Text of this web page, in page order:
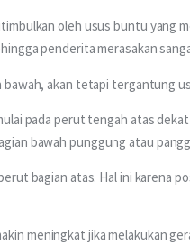
oleh usus buntu yang
penderita merasakan
bawah, akan tetapi tergantung
pada perut tengah atas
bawah punggung atau
bagian atas. Hal ini karena
meningkat jika melakukan